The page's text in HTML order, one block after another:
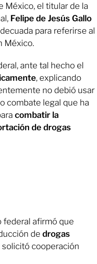
México, el titular de la
Felipe de Jesús Gallo
para referirse al
México.
ante tal hecho el
, explicando
no debió usar
combate legal que ha
combatir la
de drogas
federal afirmó que
de drogas
solicitó cooperación